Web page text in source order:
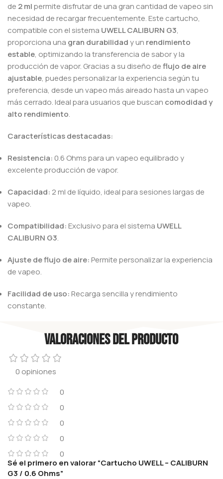
de 2 mlpermite disfrutar de una gran cantidad de vapeo sin
necesidad de recargar frecuentemente. Este cartucho,
compatible con el sistema UWELL CALIBURN G3,
proporciona una gran durabilidady un rendimiento
estable, optimizando la transferencia de sabor y la
producción de vapor. Gracias a su diseño deflujo de aire
ajustable, puedes personalizar la experiencia según tu
preferencia, desde un vapeo más aireado hasta un vapeo
más cerrado. Ideal para usuarios que buscan comodidad y
alto rendimiento.
Características destacadas:
Resistencia:0.6 Ohms para un vapeo equilibrado y
excelente producción de vapor.
Capacidad: 2 ml de líquido, ideal para sesiones largas de
vapeo.
Compatibilidad:Exclusivo para el sistema UWELL
CALIBURN G3.
Ajuste de flujo de aire:Permite personalizar la experiencia
de vapeo.
Facilidad de uso:Recarga sencilla y rendimiento
constante.
Valoraciones del producto
0 opiniones
0
0
0
0
0
Sé el primero en valorar “Cartucho UWELL – CALIBURN
G3 / 0.6 Ohms”